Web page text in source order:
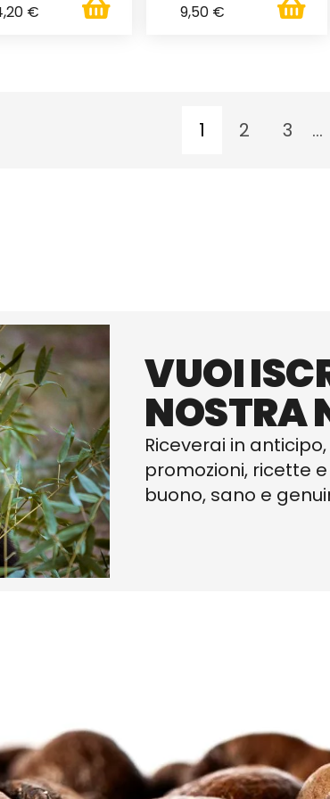
€ 9,50 €
1 2 3 ...
VUOI
NOSTRA
Riceverai in
promozioni, ricette
buono, sano e